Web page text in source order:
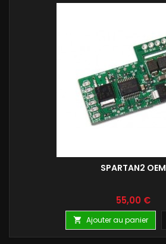
SPARTAN2 OEM
Prix
55,00 €
 Ajouter au panier